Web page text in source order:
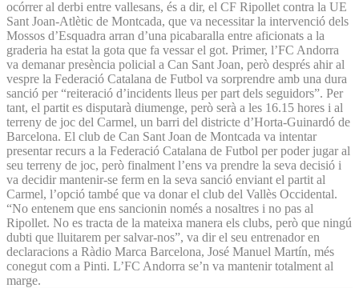
ocórrer al derbi entre vallesans, és a dir, el CF Ripollet contra la UE
Sant Joan-Atlètic de Montcada, que va necessitar la intervenció dels
Mossos d’Esquadra arran d’una picabaralla entre aficionats a la
graderia ha estat la gota que fa vessar el got. Primer, l’FC Andorra
va demanar presència policial a Can Sant Joan, però després ahir al
vespre la Federació Catalana de Futbol va sorprendre amb una dura
sanció per “reiteració d’incidents lleus per part dels seguidors”. Per
tant, el partit es disputarà diumenge, però serà a les 16.15 hores i al
terreny de joc del Carmel, un barri del districte d’Horta-Guinardó de
Barcelona. El club de Can Sant Joan de Montcada va intentar
presentar recurs a la Federació Catalana de Futbol per poder jugar al
seu terreny de joc, però finalment l’ens va prendre la seva decisió i
va decidir mantenir-se ferm en la seva sanció enviant el partit al
Carmel, l’opció també que va donar el club del Vallès Occidental.
“No entenem que ens sancionin només a nosaltres i no pas al
Ripollet. No es tracta de la mateixa manera els clubs, però que ningú
dubti que lluitarem per salvar-nos”, va dir el seu entrenador en
declaracions a Ràdio Marca Barcelona, José Manuel Martín, més
conegut com a Pinti. L’FC Andorra se’n va mantenir totalment al
marge.